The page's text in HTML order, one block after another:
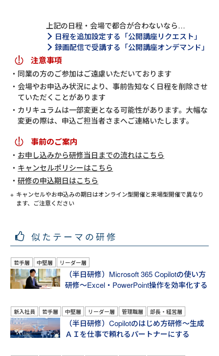
上記の日程・会場で都合が合わないなら…
日程を追加設定する「公開講座リクエスト」
録画配信で受講する「公開講座オンデマンド」
注意事項
同業の方のご参加はご遠慮いただいております
会場やお申込み状況により、事前告知なく日程を削除させ
ていただくことがあります
カリキュラムは一部変更となる可能性があります。大幅な
変更の際は、申込ご担当者さまへご連絡いたします。
事前のご案内
お申し込みから研修当日までの流れはこちら
キャンセルポリシーはこちら
研修の申込期日はこちら
キャンセルやお申込みの期日はオンライン型開催と来場型開催で異なり
ます、ご注意ください
似たテーマの研修
若手層 中堅層 リーダー層
（半日研修）Microsoft 365 Copilotの使い方
研修～Excel・PowerPoint操作を効率化する
新入社員 若手層 中堅層 リーダー層 管理職層 部長・経営層
（半日研修）Copilotのはじめ方研修～生成
ＡＩを仕事で頼れるパートナーにする